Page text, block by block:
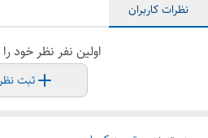
نظرات کاربران
اولین نفر نظر خود
ثبت نظر